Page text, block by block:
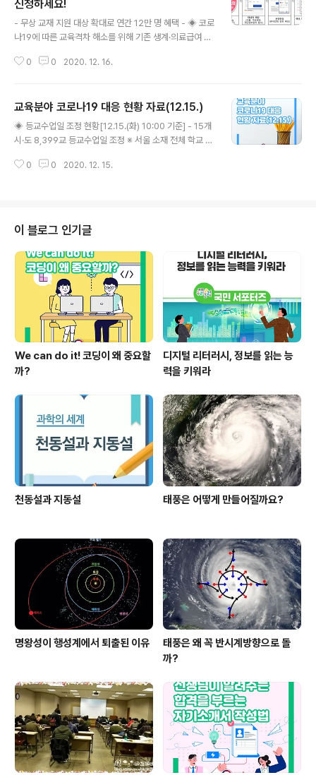
신청하세요!
- 무상 교재 지원 대상 확대로 연간 12만 명 혜택 - ◈ 코로
나19에 따른 교육격차 해소를 위해 기존 생계·의료급여 수
대 ◈ 무상 교재신청 학생 대상 동기부여 및 자기주도적 학
한국교육방송공사(사장 김명중)는 2021학년도부터 한국
교육방송공사(EBS) 무상 교재 지원 대상자를 교육급여 수
급자까지 확대하고 맞춤형 학습관리 지원을 위한 서비스를
교 학습 지원을 위해 2004년부터 한국교육방송공사(EB
0 0 2020. 12. 16.
교육분야 코로나19 대응 현황 자료(12.15.)
◈ 등교수업일 조정 현황[12.15.(화) 10:00 기준] - 15개
시·도 8,399교 등교수업일 조정 ※ 서울 소재 전체 학교 2,
학교(12.7.～12.28.)] 인천 소재 전체 학교 891교 원격수
1.) 충북 제천 소재 유․초등학교 57교 원격수업 전환(12.1
4.～12.18.) 충남 당진 소재 전체 학교 87교 원격수업 전
환(12.15.), 서산 소재 전체 학교 95교 원격수업 전환(12.1
5.～12.16.) ◈ 학생 미등교 사유 및..
0 0 2020. 12. 15.
이 블로그 인기글
We can do it! 코딩이 왜 중요할
까?
디지털 리터러시, 정보를 읽는 능
력을 키워라
천동설과 지동설 태풍은 어떻게 만들어질까요?
명왕성이 행성계에서 퇴출된 이유
태풍은 왜 꼭 반시계방향으로 돌
까?